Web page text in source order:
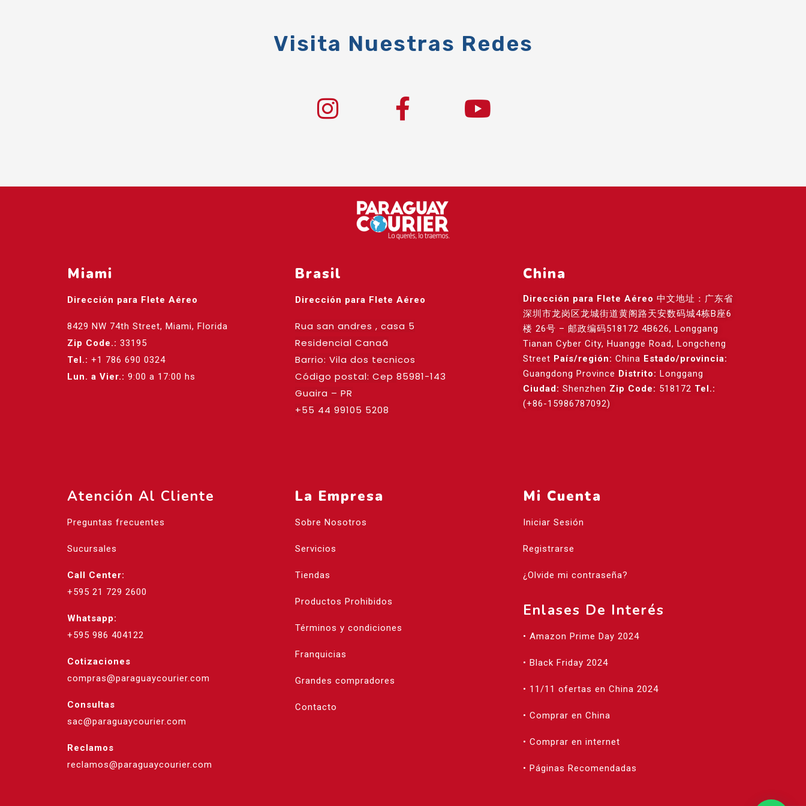
Visita Nuestras Redes
Miami
Dirección para Flete Aéreo
8429 NW 74th Street, Miami, Florida
Zip Code.: 33195
Tel.: +1 786 690 0324
Lun. a Vier.: 9:00 a 17:00 hs
Brasil
Dirección para Flete Aéreo
Rua san andres , casa 5
Residencial Canaã
Barrio: Vila dos tecnicos
Código postal: Cep 85981-143
Guaira – PR
+55 44 99105 5208
China
Dirección para Flete Aéreo 中文地址：广东省
深圳市龙岗区龙城街道黄阁路天安数码城4栋B座6
楼 26号 – 邮政编码518172 4B626, Longgang
Tianan Cyber City, Huangge Road, Longcheng
Street País/región: China Estado/provincia:
Guangdong Province Distrito: Longgang
Ciudad: Shenzhen Zip Code: 518172 Tel.:
(+86-15986787092)
Atención Al Cliente
Preguntas frecuentes
Sucursales
Call Center:
+595 21 729 2600
Whatsapp:
+595 986 404122
Cotizaciones
compras@paraguaycourier.com
Consultas
sac@paraguaycourier.com
Reclamos
reclamos@paraguaycourier.com
La Empresa
Sobre Nosotros
Servicios
Tiendas
Productos Prohibidos
Términos y condiciones
Franquicias
Grandes compradores
Contacto
Mi Cuenta
Iniciar Sesión
Registrarse
¿Olvide mi contraseña?
Enlases De Interés
• Amazon Prime Day 2024
• Black Friday 2024
• 11/11 ofertas en China 2024
• Comprar en China
• Comprar en internet
• Páginas Recomendadas